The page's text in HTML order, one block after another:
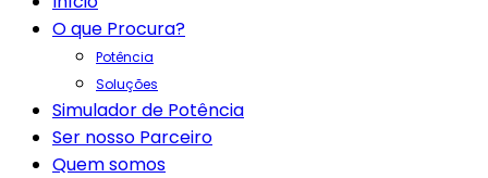
O que Procura?
Potência
Soluções
Simulador de Potência
Ser nosso Parceiro
Quem somos